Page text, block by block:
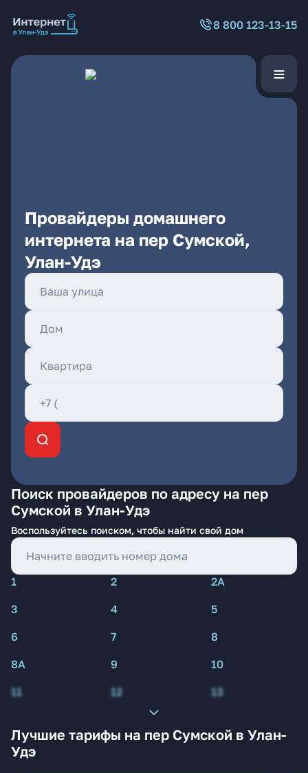
8 800 123-13-15
Провайдеры домашнего
интернета на пер Сумской,
Улан-Удэ
Поиск провайдеров по адресу на пер
Сумской в Улан-Удэ
Воспользуйтесь поиском, чтобы найти свой дом
1 2
2А
3
4
5
6
7
8
8А
9
10
11
12 13
Лучшие тарифы на пер Сумской в Улан-
Удэ